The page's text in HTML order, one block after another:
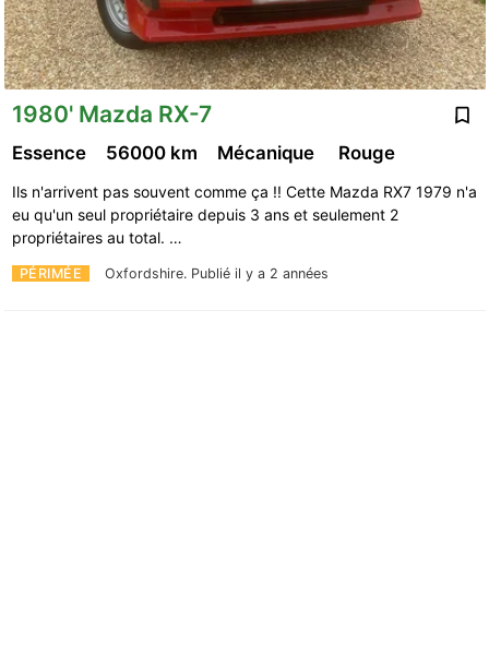
1980' Mazda RX-7
PÉRIMÉE Oxfordshire. Publié il y a 2 années
Essence 56000 km Mécanique Rouge
Ils n'arrivent pas souvent comme ça !! Cette Mazda RX7 1979 n'a
eu qu'un seul propriétaire depuis 3 ans et seulement 2
propriétaires au total. …